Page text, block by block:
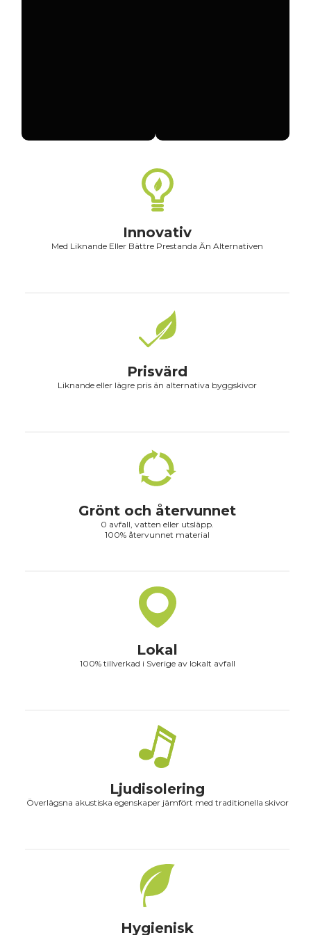
Innovativ
Med Liknande Eller Bättre Prestanda Än Alternativen
Prisvärd
Liknande eller lägre pris än alternativa byggskivor
Grönt och återvunnet
0 avfall, vatten eller utsläpp.
100% återvunnet material
Lokal
100% tillverkad i Sverige av lokalt avfall
Ljudisolering
Överlägsna akustiska egenskaper jämfört med traditionella skivor
Hygienisk